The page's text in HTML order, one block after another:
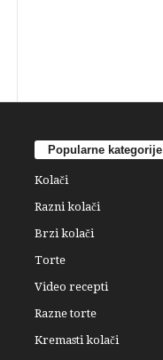
Popularne kategorije
Kolači
Razni kolači
Brzi kolači
Torte
Video recepti
Razne torte
Kremasti kolači